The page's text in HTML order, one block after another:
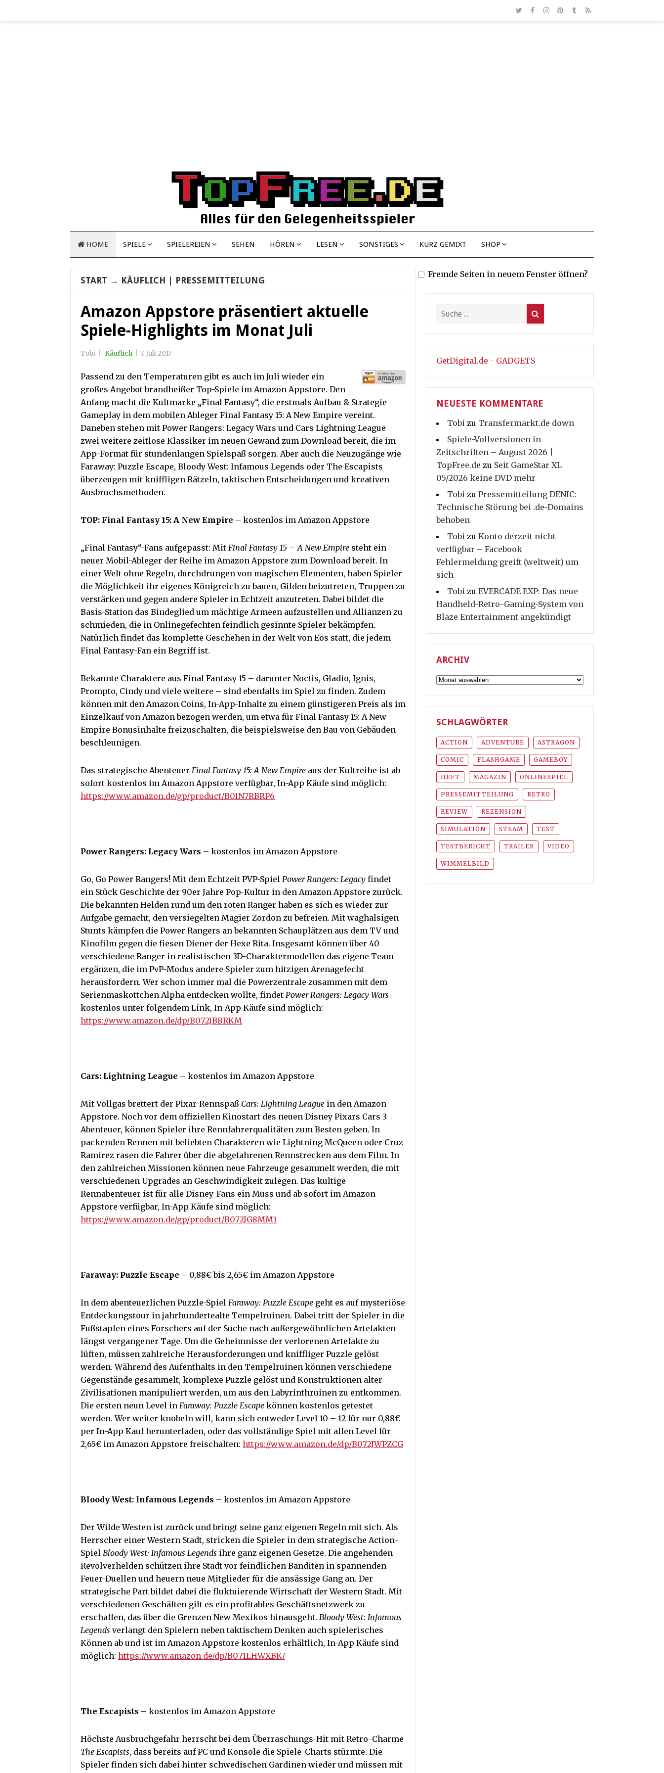
HOME SPIELE SPIELEREIEN SEHEN HÖREN LESEN SONSTIGES KURZ GEMIXT SHOP
START → KÄUFLICH | PRESSEMITTEILUNG
Amazon Appstore präsentiert aktuelle
Spiele-Highlights im Monat Juli
Tobi Käuflich 7. Juli 2017
Passend zu den Temperaturen gibt es auch im Juli wieder ein
großes Angebot brandheißer Top-Spiele im Amazon Appstore. Den
Anfang macht die Kultmarke „Final Fantasy“, die erstmals Aufbau & Strategie
Gameplay in dem mobilen Ableger Final Fantasy 15: A New Empire vereint.
Daneben stehen mit Power Rangers: Legacy Wars und Cars Lightning League
zwei weitere zeitlose Klassiker im neuen Gewand zum Download bereit, die im
App-Format für stundenlangen Spielspaß sorgen. Aber auch die Neuzugänge wie
Faraway: Puzzle Escape, Bloody West: Infamous Legends oder The Escapists
überzeugen mit kniffligen Rätzeln, taktischen Entscheidungen und kreativen
Ausbruchsmethoden.
TOP: Final Fantasy 15: A New Empire – kostenlos im Amazon Appstore
„Final Fantasy“-Fans aufgepasst: Mit Final Fantasy 15 – A New Empire steht ein
neuer Mobil-Ableger der Reihe im Amazon Appstore zum Download bereit. In
einer Welt ohne Regeln, durchdrungen von magischen Elementen, haben Spieler
die Möglichkeit ihr eigenes Königreich zu bauen, Gilden beizutreten, Truppen zu
verstärken und gegen andere Spieler in Echtzeit anzutreten. Dabei bildet die
Basis-Station das Bindeglied um mächtige Armeen aufzustellen und Allianzen zu
schmieden, die in Onlinegefechten feindlich gesinnte Spieler bekämpfen.
Natürlich findet das komplette Geschehen in der Welt von Eos statt, die jedem
Final Fantasy-Fan ein Begriff ist.
Bekannte Charaktere aus Final Fantasy 15 – darunter Noctis, Gladio, Ignis,
Prompto, Cindy und viele weitere – sind ebenfalls im Spiel zu finden. Zudem
können mit den Amazon Coins, In-App-Inhalte zu einem günstigeren Preis als im
Einzelkauf von Amazon bezogen werden, um etwa für Final Fantasy 15: A New
Empire Bonusinhalte freizuschalten, die beispielsweise den Bau von Gebäuden
beschleunigen.
Das strategische Abenteuer Final Fantasy 15: A New Empire aus der Kultreihe ist ab
sofort kostenlos im Amazon Appstore verfügbar, In-App Käufe sind möglich:
https://www.amazon.de/gp/product/B01N7RBRP6
Power Rangers: Legacy Wars – kostenlos im Amazon Appstore
Go, Go Power Rangers! Mit dem Echtzeit PVP-Spiel Power Rangers: Legacy findet
ein Stück Geschichte der 90er Jahre Pop-Kultur in den Amazon Appstore zurück.
Die bekannten Helden rund um den roten Ranger haben es sich es wieder zur
Aufgabe gemacht, den versiegelten Magier Zordon zu befreien. Mit waghalsigen
Stunts kämpfen die Power Rangers an bekannten Schauplätzen aus dem TV und
Kinofilm gegen die fiesen Diener der Hexe Rita. Insgesamt können über 40
verschiedene Ranger in realistischen 3D-Charaktermodellen das eigene Team
ergänzen, die im PvP-Modus andere Spieler zum hitzigen Arenagefecht
herausfordern. Wer schon immer mal die Powerzentrale zusammen mit dem
Serienmaskottchen Alpha entdecken wollte, findet Power Rangers: Legacy Wars
kostenlos unter folgendem Link, In-App Käufe sind möglich:
https://www.amazon.de/dp/B072JBBRKM
Cars: Lightning League – kostenlos im Amazon Appstore
Mit Vollgas brettert der Pixar-Rennspaß Cars: Lightning League in den Amazon
Appstore. Noch vor dem offiziellen Kinostart des neuen Disney Pixars Cars 3
Abenteuer, können Spieler ihre Rennfahrerqualitäten zum Besten geben. In
packenden Rennen mit beliebten Charakteren wie Lightning McQueen oder Cruz
Ramirez rasen die Fahrer über die abgefahrenen Rennstrecken aus dem Film. In
den zahlreichen Missionen können neue Fahrzeuge gesammelt werden, die mit
verschiedenen Upgrades an Geschwindigkeit zulegen. Das kultige
Rennabenteuer ist für alle Disney-Fans ein Muss und ab sofort im Amazon
Appstore verfügbar, In-App Käufe sind möglich:
https://www.amazon.de/gp/product/B072JG8MM1
Faraway: Puzzle Escape – 0,88€ bis 2,65€ im Amazon Appstore
In dem abenteuerlichen Puzzle-Spiel Faraway: Puzzle Escape geht es auf mysteriöse
Entdeckungstour in jahrhundertealte Tempelruinen. Dabei tritt der Spieler in die
Fußstapfen eines Forschers auf der Suche nach außergewöhnlichen Artefakten
längst vergangener Tage. Um die Geheimnisse der verlorenen Artefakte zu
lüften, müssen zahlreiche Herausforderungen und kniffliger Puzzle gelöst
werden. Während des Aufenthalts in den Tempelruinen können verschiedene
Gegenstände gesammelt, komplexe Puzzle gelöst und Konstruktionen alter
Zivilisationen manipuliert werden, um aus den Labyrinthruinen zu entkommen.
Die ersten neun Level in Faraway: Puzzle Escape können kostenlos getestet
werden. Wer weiter knobeln will, kann sich entweder Level 10 – 12 für nur 0,88€
per In-App Kauf herunterladen, oder das vollständige Spiel mit allen Level für
2,65€ im Amazon Appstore freischalten: https://www.amazon.de/dp/B072JWPZCG
Bloody West: Infamous Legends – kostenlos im Amazon Appstore
Der Wilde Westen ist zurück und bringt seine ganz eigenen Regeln mit sich. Als
Herrscher einer Western Stadt, stricken die Spieler in dem strategische Action-
Spiel Bloody West: Infamous Legends ihre ganz eigenen Gesetze. Die angehenden
Revolverhelden schützen ihre Stadt vor feindlichen Banditen in spannenden
Feuer-Duellen und heuern neue Mitglieder für die ansässige Gang an. Der
strategische Part bildet dabei die fluktuierende Wirtschaft der Western Stadt. Mit
verschiedenen Geschäften gilt es ein profitables Geschäftsnetzwerk zu
erschaffen, das über die Grenzen New Mexikos hinausgeht. Bloody West: Infamous
Legends verlangt den Spielern neben taktischem Denken auch spielerisches
Können ab und ist im Amazon Appstore kostenlos erhältlich, In-App Käufe sind
möglich: https://www.amazon.de/dp/B071LHWXBK/
The Escapists – kostenlos im Amazon Appstore
Höchste Ausbruchgefahr herrscht bei dem Überraschungs-Hit mit Retro-Charme
The Escapists, dass bereits auf PC und Konsole die Spiele-Charts stürmte. Die
Spieler finden sich dabei hinter schwedischen Gardinen wieder und müssen mit
Fremde Seiten in neuem Fenster öffnen?
GetDigital.de - GADGETS
NEUESTE KOMMENTARE
Tobi zu Transfermarkt.de down
Spiele-Vollversionen in
Zeitschriften – August 2026 |
TopFree.de zu Seit GameStar XL
05/2026 keine DVD mehr
Tobi zu Pressemitteilung DENIC:
Technische Störung bei .de-Domains
behoben
Tobi zu Konto derzeit nicht
verfügbar – Facebook
Fehlermeldung greift (weltweit) um
sich
Tobi zu EVERCADE EXP: Das neue
Handheld-Retro-Gaming-System von
Blaze Entertainment angekündigt
ARCHIV
Archiv
SCHLAGWÖRTER
ACTION ADVENTURE ASTRAGON
COMIC FLASHGAME GAMEBOY
HEFT MAGAZIN ONLINESPIEL
PRESSEMITTEILUNG RETRO
REVIEW REZENSION
SIMULATION STEAM TEST
TESTBERICHT TRAILER VIDEO
WIMMELBILD